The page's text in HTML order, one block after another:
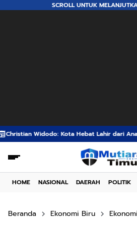
SCROLL UNTUK
Lahir dari Anak Berkarakter, Bukan
HOME NASIONAL DAERAH POLITIK
Beranda Ekonomi Biru